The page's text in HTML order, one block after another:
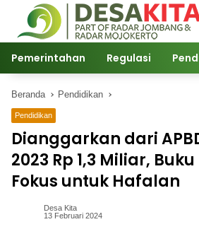
Langsung
konten
Pemerintahan Regulasi
Beranda Pendidikan
Pendidikan
Dianggarkan dari
2023 Rp 1,3 Miliar,
Fokus untuk Hafalan
Desa Kita
13 Februari 2024